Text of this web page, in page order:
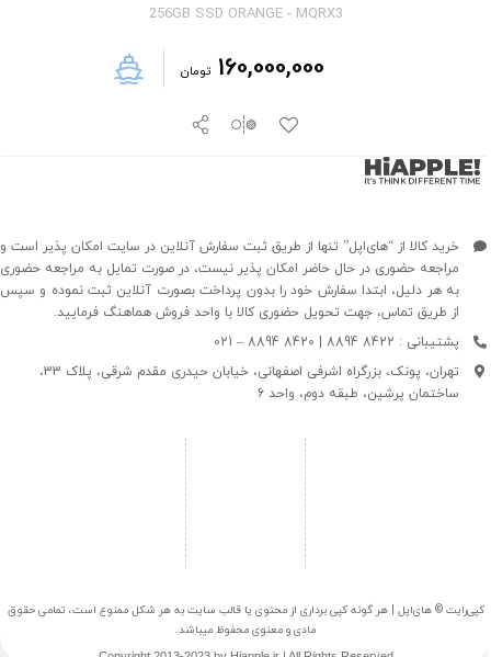
256GB SSD ORANGE - MQRX3
160,000,000 تومان
خرید کالا از “های‌اپل” تنها از طریق ثبت سفارش آنلاین در سایت امکان پذیر است و
مراجعه حضوری در حال حاضر امکان پذیر نیست، در صورت تمایل به مراجعه حضوری
به هر دلیل، ابتدا سفارش خود را بدون پرداخت بصورت آنلاین ثبت نموده و سپس
از طریق تماس، جهت تحویل حضوری کالا با واحد فروش هماهنگ فرمایید.
پشتیبانی : 8422 8894 | 8420 8894 – 021
تهران، پونک، بزرگراه اشرفی اصفهانی، خیابان حیدری مقدم شرقی، پلاک 33،
ساختمان پرشین، طبقه دوم، واحد 6
کپی‌رایت © های‌اپل | هر گونه کپی برداری از محتوی یا قالب سایت به هر شکل ممنوع است، تمامی حقوق
مادی و معنوی محفوظ میباشد.